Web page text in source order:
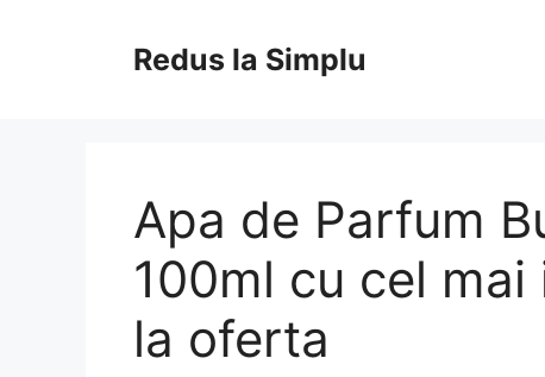
Redus la Simplu
Apa de Parfum
100ml cu cel
la oferta